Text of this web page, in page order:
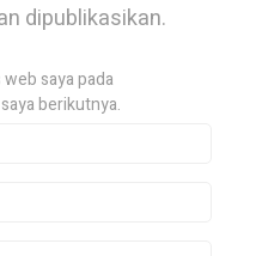
dipublikasikan.
saya pada
berikutnya.